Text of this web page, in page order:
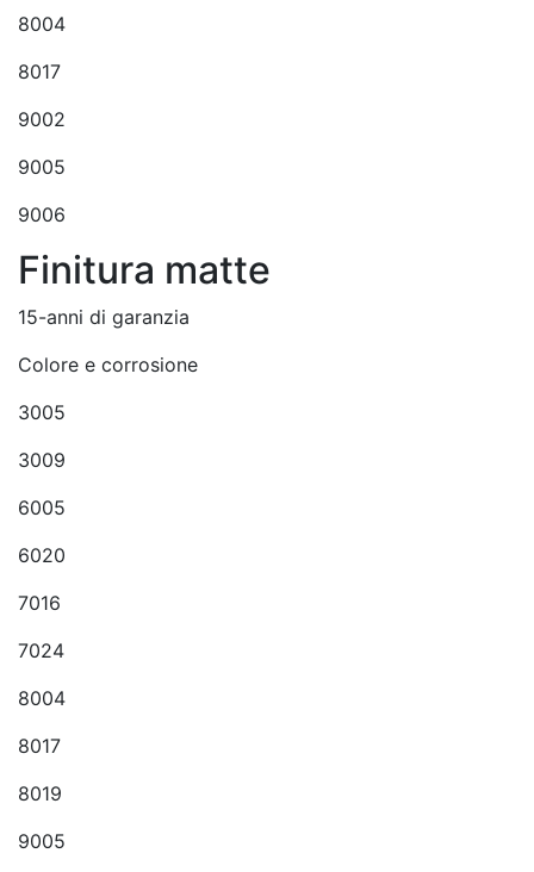
8004
8017
9002
9005
9006
Finitura matte
15-anni di garanzia
Colore e corrosione
3005
3009
6005
6020
7016
7024
8004
8017
8019
9005